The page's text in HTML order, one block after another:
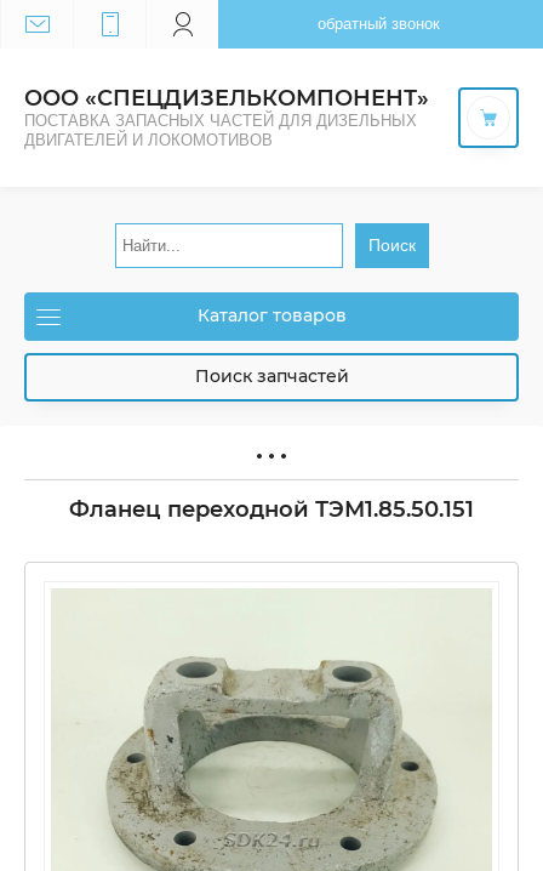
обратный звонок
ООО «СПЕЦДИЗЕЛЬКОМПОНЕНТ»
ПОСТАВКА ЗАПАСНЫХ ЧАСТЕЙ ДЛЯ ДИЗЕЛЬНЫХ
ДВИГАТЕЛЕЙ И ЛОКОМОТИВОВ
Поиск
Каталог товаров
Поиск запчастей
Фланец переходной ТЭМ1.85.50.151